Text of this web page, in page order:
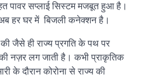
पावर सप्लाई सिस्टम मजबूत हुआ है।
अब हर घर में बिजली कनेक्शन है।
की जैसे ही राज्य प्रगति के पथ पर
नज़र लग जाती है। कभी प्राकृतिक
के दौरान कोरोना से राज्य की